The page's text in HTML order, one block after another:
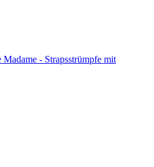
Madame - Strapsstrümpfe mit